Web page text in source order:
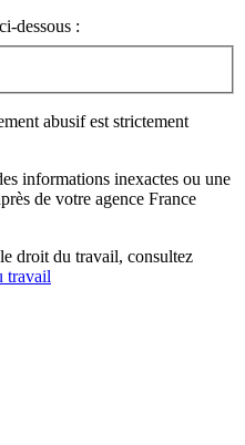
dessous :
abusif est strictement
informations inexactes ou une
de votre agence France
droit du travail, consultez
travail